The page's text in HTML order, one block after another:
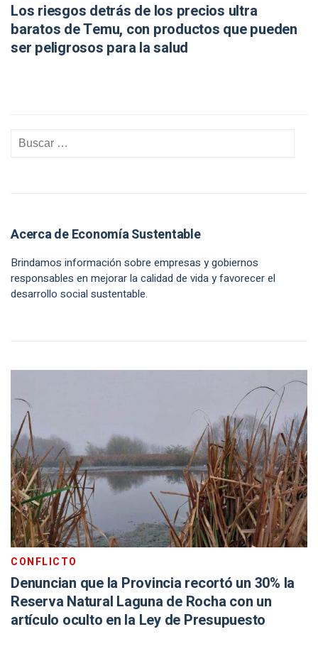
Los riesgos detrás de los precios ultra
baratos de Temu, con productos que pueden
ser peligrosos para la salud
Acerca de Economía Sustentable
Brindamos información sobre empresas y gobiernos
responsables en mejorar la calidad de vida y favorecer el
desarrollo social sustentable.
CONFLICTO
Denuncian que la Provincia recortó un 30% la
Reserva Natural Laguna de Rocha con un
artículo oculto en la Ley de Presupuesto